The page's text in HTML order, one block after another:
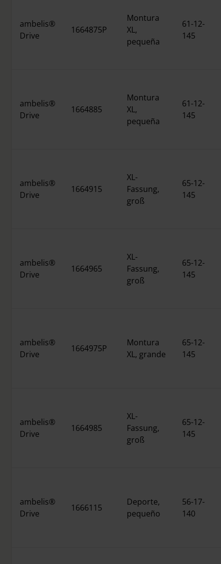
ambelis®
Drive
1664875P
Montura
XL,
pequeña
61-12-
145
ambelis®
Drive
1664885
Montura
XL,
pequeña
61-12-
145
ambelis®
Drive
1664915
XL-
Fassung,
groß
65-12-
145
ambelis®
Drive
1664965
XL-
Fassung,
groß
65-12-
145
ambelis®
Drive
1664975P
Montura
XL, grande
65-12-
145
ambelis®
Drive
1664985
XL-
Fassung,
groß
65-12-
145
ambelis®
Drive
1666115
Deporte,
pequeño
56-17-
140